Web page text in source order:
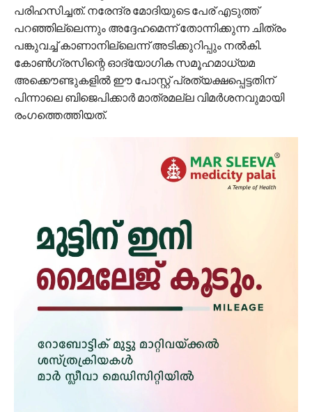
പരിഹസിച്ചത്. നരേന്ദ്ര മോദിയുടെ പേര് എടുത്ത്
പറഞ്ഞില്ലെന്നും അദ്ദേഹമെന്ന് തോന്നിക്കുന്ന ചിത്രം
പങ്കുവച്ച് കാണാനില്ലെന്ന് അടിക്കുറിപ്പും നല്‍കി.
കോണ്‍ഗ്രസിന്റെ ഓദ്യോഗിക സമൂഹമാധ്യമ
അക്കൌണ്ടുകളില്‍ ഈ പോസ്റ്റ് പ്രത്യക്ഷപ്പെട്ടതിന്
പിന്നാലെ ബിജെപിക്കാര്‍ മാത്രമല്ല വിമര്‍ശനവുമായി
രംഗത്തെത്തിയത്.